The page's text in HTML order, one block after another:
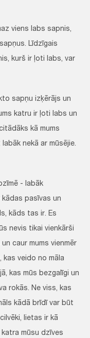
viens labs sapnis,
Līdzīgais
kurš ir ļoti labs, var
sapņu izķērājs un
katru ir ļoti labs un
kā mums
nekā ar mūsējie.
- labāk
pasīvas un
kāds tas ir. Es
nevis tikai vienkārši
caur mums vienmēr
kas veido no māla
kas mūs bezgalīgi un
rokās. Ne viss, kas
kādā brīdī var būt
lietas ir kā
mūsu dzīves